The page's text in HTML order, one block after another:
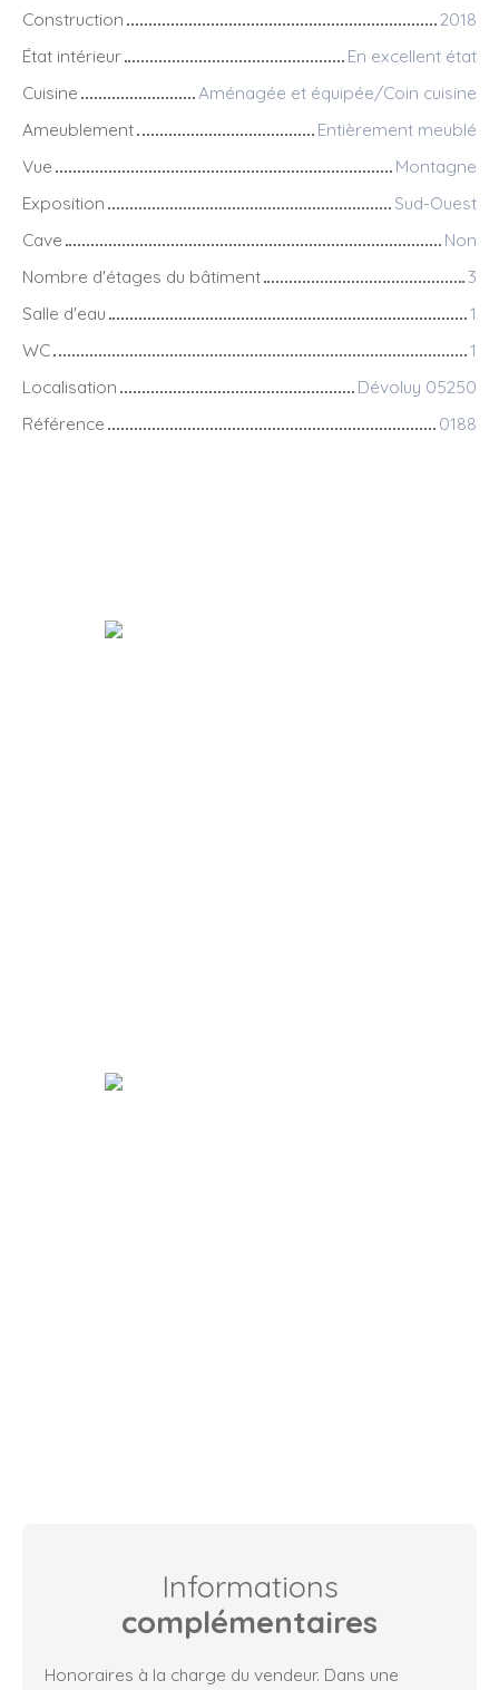
Construction
2018
État intérieur
En excellent état
Cuisine
Aménagée et équipée/Coin cuisine
Ameublement
Entièrement meublé
Vue
Montagne
Exposition
Sud-Ouest
Cave
Non
Nombre d'étages du bâtiment
3
Salle d'eau
1
WC
1
Localisation
Dévoluy 05250
Référence
0188
Informations
complémentaires
Honoraires à la charge du vendeur. Dans une